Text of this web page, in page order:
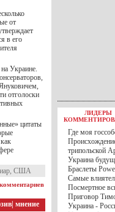
от
в его
Украине.
отголоски
цитаты
, США
мнение
30 Ноября С 1
30 Ноября
РФ
27 Ноября
ВВП
госбюджете
27 Ноября
Турции
17 Ноября
шестилетнего
16 Ноября
13 Ноября
10 Ноября
ЛИДЕРЫ
Где моя
трипольской
Украина
Браслеты
Самые
Посмертное
Приговор
Украина -